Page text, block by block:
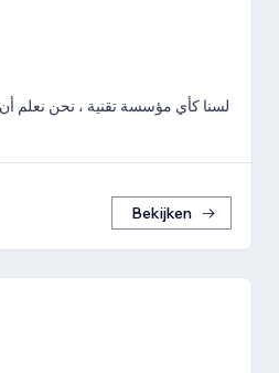
لسنا كأي مؤسسة تقنية ، نحن نعلم
Bekijken